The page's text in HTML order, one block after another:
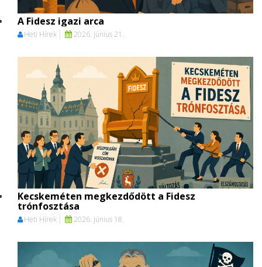
A Fidesz igazi arca
Heti Hírek 2026. június 21.
Kecskeméten megkezdődött a Fidesz
trónfosztása
Heti Hírek 2026. június 18.